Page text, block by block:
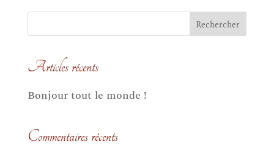
Articles récents
Bonjour tout le monde !
Commentaires récents